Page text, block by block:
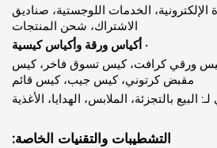
الخدمات اللوجستية، صناديق
الاشتراك، شحن المنتجات
· أكياس ورقة وأكياس كيسية
كرافت، كيس تسوق فاخر، كيس
كرتوني، كيس جيب، كيس قائم
بالتجزئة، الملابس، الهدايا، الأغذية
التشطيبات والتقنيات الخاصة: